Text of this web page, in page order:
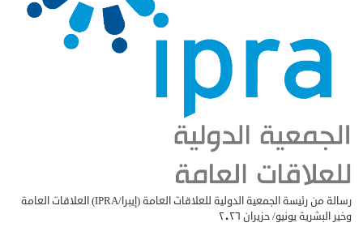
رسالة من رئيسة الجمعية الدولية للعلاقات العامة (إيبرا/IPRA) العلاقات العامة
وخير البشرية يونيو/ حزيران ٢٠٢٦